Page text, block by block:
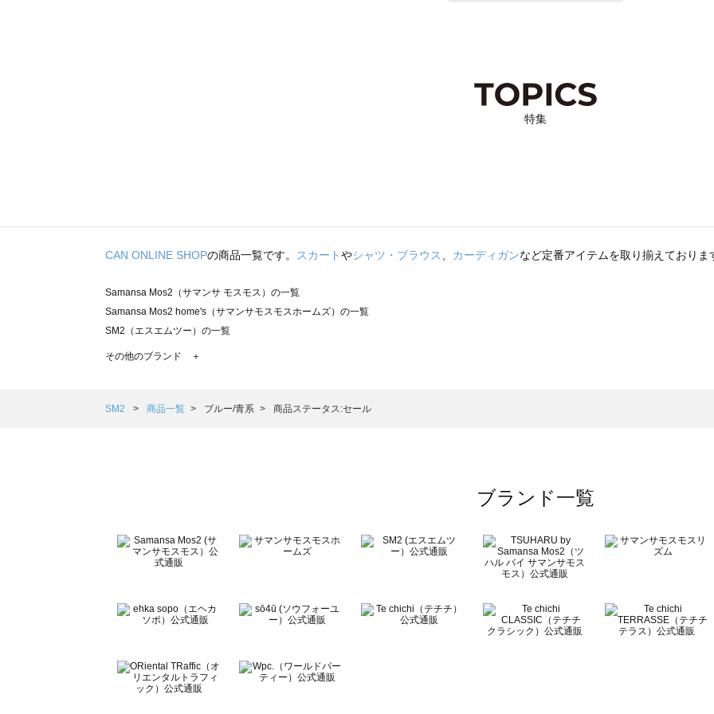
特集
CAN ONLINE SHOPの商品一覧です。 スカートやシャツ・ブラウス、 カーディガンなど定番アイテムを取り揃えておりま
Samansa Mos2（サマンサ モスモス）の一覧
Samansa Mos2 home's（サマンサモスモスホームズ）の一覧
SM2（エスエムツー）の一覧
TSUHARU by Samansa Mos2（ツハルバイサマンサモスモス）の一覧
Samansa Mos2 Lagom（サマンサモスモス ラーゴム）の一覧
BETTY'S BLUE（べティーズブルー）の一覧
Wpc.（ワールドパーティー）の一覧
その他のブランド ＋
SM2 商品一覧 ブルー/青系 商品ステータス:セール
ブランド一覧